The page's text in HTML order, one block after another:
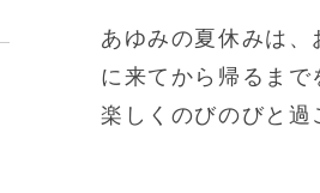
あゆみの夏休みは
に来てから帰るまで
楽しくのびのびと